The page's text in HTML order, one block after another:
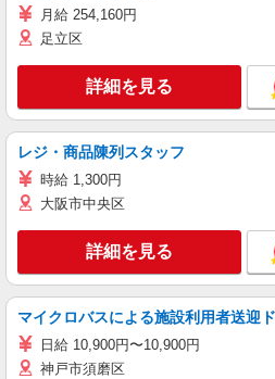
月給 254,160円
足立区
詳細を見る
レジ・商品陳列スタッフ
時給 1,300円
大阪市中央区
詳細を見る
マイクロバスによる施設利用者送迎
日給 10,900円〜10,900円
神戸市須磨区